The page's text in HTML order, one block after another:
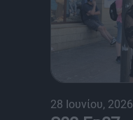
28 Ιουνίου, 2026